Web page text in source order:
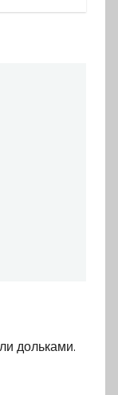
дольками.